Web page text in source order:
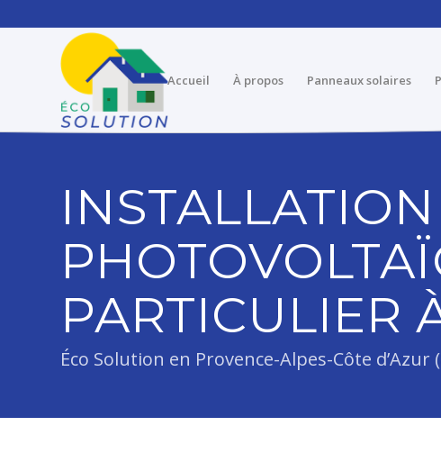
Accueil À propos Panneaux solaires
PARTICULIER
Éco Solution en Provence-Alpes-Côte d’Azur